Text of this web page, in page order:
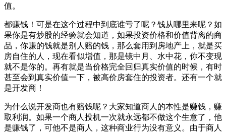
值。
都赚钱！可是在这个过程中到底谁亏了呢？钱从哪里来呢？如
果你是有炒股的经验就会知道，如果投资价格和价值背离的商
品，你赚的钱就是别人赔的钱，那么套用到房地产上，就是买
房自住的人，现在看似增值，那是镜中月、水中花，你不变现
就不是你的。再有就是当价格完全回归真实价值的时候，有时
甚至会到真实价值一下，被高价房套住的投资者。还有一个就
是开发商！
为什么说开发商也有赔钱呢？大家知道商人的本性是赚钱，赚
取利润。如果一个商人投机一次就永远都不做这个生意了，他
是赚钱了，可他不是商人，这种商业行为没有意义。由于商人